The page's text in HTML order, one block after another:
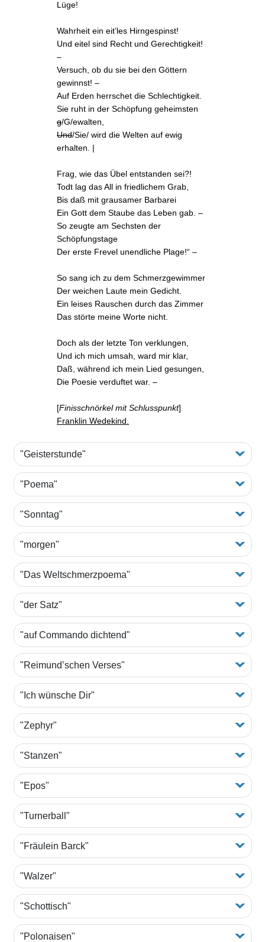
Lüge!
Wahrheit ein eit’les Hirngespinst!
Und eitel sind Recht und Gerechtigkeit!
–
Versuch, ob du sie bei den Göttern
gewinnst! –
Auf Erden herrschet die Schlechtigkeit.
Sie ruht in der Schöpfung geheimsten
g/G/ewalten,
Und/Sie/ wird die Welten auf ewig
erhalten. |
Frag, wie das Übel entstanden sei?!
Todt lag das All in friedlichem Grab,
Bis daß mit grausamer Barbarei
Ein Gott dem Staube das Leben gab. –
So zeugte am Sechsten der
Schöpfungstage
Der erste Frevel unendliche Plage!“ –
So sang ich zu dem Schmerzgewimmer
Der weichen Laute mein Gedicht.
Ein leises Rauschen durch das Zimmer
Das störte meine Worte nicht.
Doch als der letzte Ton verklungen,
Und ich mich umsah, ward mir klar,
Daß, während ich mein Lied gesungen,
Die Poesie verduftet war. –
[Finisschnörkel mit Schlusspunkt]
Franklin Wedekind.
"Geisterstunde"
"Poema"
"Sonntag"
"morgen"
"Das Weltschmerzpoema"
"der Satz"
"auf Commando dichtend"
"Reimund’schen Verses"
"Ich wünsche Dir"
"Zephyr"
"Stanzen"
"Epos"
"Turnerball"
"Fräulein Barck"
"Walzer"
"Schottisch"
"Polonaisen"